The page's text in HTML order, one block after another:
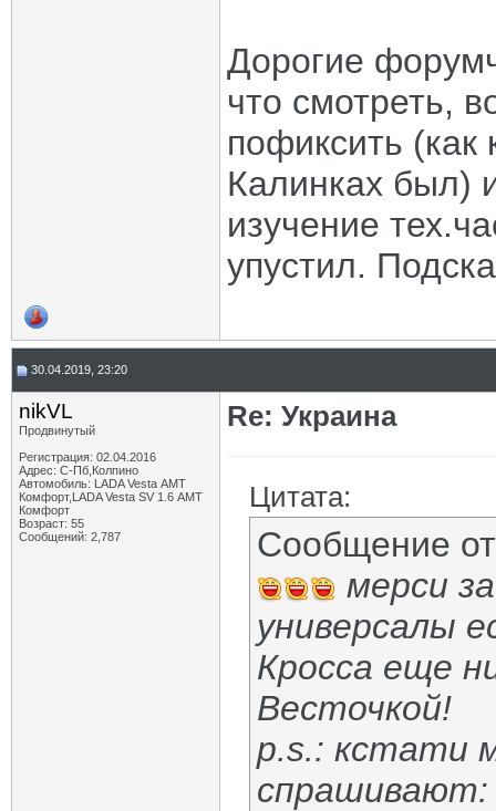
Дорогие
что смотреть,
пофиксить (как
Калинках был)
изучение
упустил.
30.04.2019, 23:20
nikVL
Продвинутый
Регистрация: 02.04.2016
Адрес: С-Пб,Колпино
Автомобиль: LADA Vesta АМТ
Комфорт,LADA Vesta SV 1.6 АМТ
Комфорт
Возраст: 55
Сообщений: 2,787
Re: Украина
Цитата:
Сообщение
мерси
универсалы
Кросса еще
Весточкой!
p.s.: кстати
спрашивают: